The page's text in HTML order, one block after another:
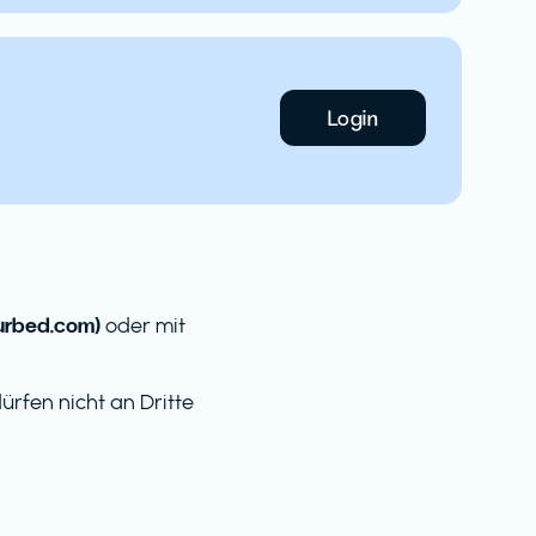
Login
oder mit
nicht an Dritte